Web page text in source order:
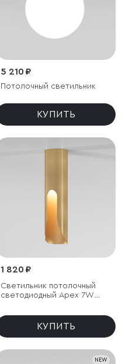
5 210 ₽
Потолочный светильник
КУПИТЬ
1 820 ₽
Светильник потолочный
светодиодный Apex 7W
КУПИТЬ
NEW